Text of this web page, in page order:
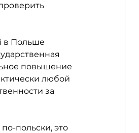
в Польше
повышение
любой
за
польски, это